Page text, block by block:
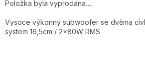
Položka byla vyprodána…
Vysoce výkonný subwoofer se dvěma
system 16,5cm / 2x80W RMS